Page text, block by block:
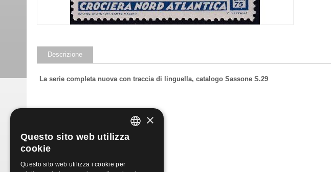
Descrizione
La serie completa nuova con traccia di linguella, catalogo Sassone S.29
ITALIAN
×
Questo sito web utilizza
cookie
Questo sito web utilizza i cookie per